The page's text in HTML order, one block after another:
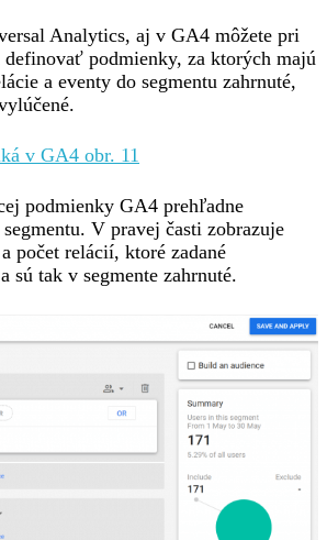
Analytics, aj v GA4 môžete pri
definovať podmienky, za ktorých majú
a eventy do segmentu zahrnuté,
podmienky GA4 prehľadne
V pravej časti zobrazuje
počet relácií, ktoré zadané
sú tak v segmente zahrnuté.